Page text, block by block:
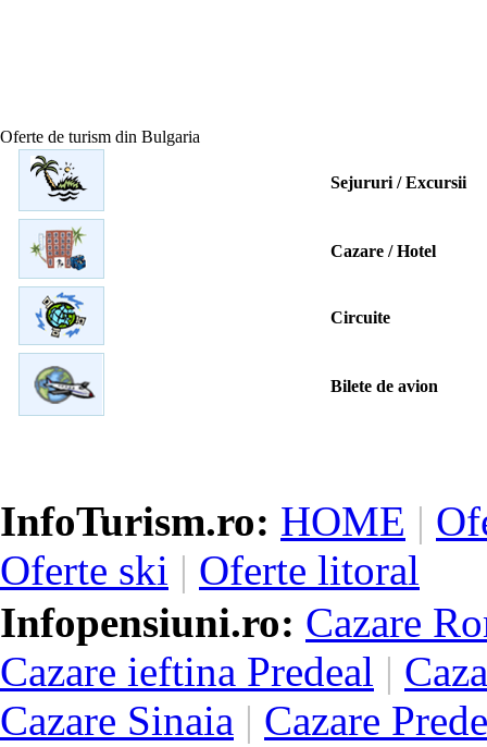
Oferte de turism din Bulgaria
Sejururi / Excursii
Cazare / Hotel
Circuite
Bilete de avion
InfoTurism.ro: HOME |
Oferte ski | Oferte litoral
Infopensiuni.ro: Cazare
Cazare ieftina Predeal |
Cazare Sinaia | Cazare